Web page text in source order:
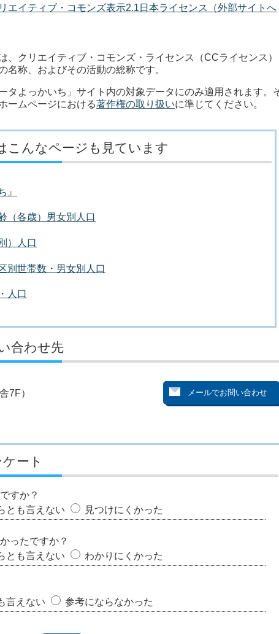
エイティブ・コモンズ表示2.1日本ライセンス（外部サイトへ
クリエイティブ・コモンズ・ライセンス（CCライセンス）
名称、およびその活動の総称です。
よっかいち」サイト内の対象データにのみ適用されます。
ームページにおける著作権の取り扱いに準じてください。
こんなページも見ています
』
（各歳）男女別人口
）人口
別世帯数・男女別人口
人口
合わせ先
7F）
ート
すか？
とも言えない 見つけにくかった
ったですか？
とも言えない わかりにくかった
言えない 参考にならなかった